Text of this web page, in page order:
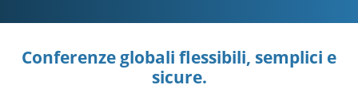
Conferenze globali flessibili, semplici e
sicure.